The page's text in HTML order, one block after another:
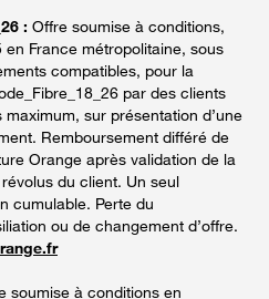
: Offre soumise à conditions,
France métropolitaine, sous
compatibles, pour la
par des clients
sur présentation d’une
Remboursement différé de
Orange après validation de la
du client. Un seul
cumulable. Perte du
ou de changement d’offre.
soumise à conditions en